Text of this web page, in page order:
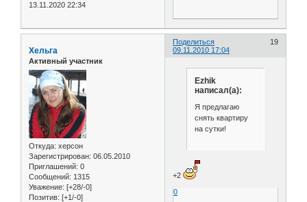
13.11.2020 22:34
Поделиться
19
09.11.2010 17:04
Хельга
Активный участник
Откуда: херсон
Зарегистрирован: 06.05.2010
Приглашений: 0
Сообщений: 1315
Уважение: [+28/-0]
Позитив: [+1/-0]
Ezhik
написал(а):
Я предлагаю
снять квартиру
на сутки!
+2
0